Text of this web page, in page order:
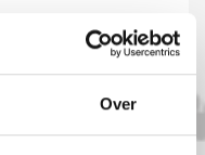
Over
kijk ook op.